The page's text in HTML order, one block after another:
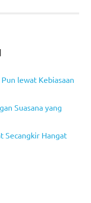
lewat Kebiasaan
Suasana yang
Secangkir Hangat